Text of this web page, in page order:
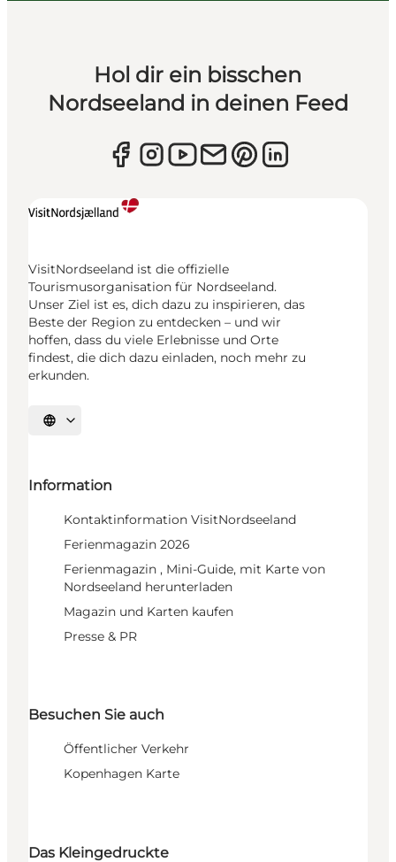
Hol dir ein bisschen
Nordseeland in deinen Feed
VisitNordseeland ist die offizielle
Tourismusorganisation für Nordseeland.
Unser Ziel ist es, dich dazu zu inspirieren, das
Beste der Region zu entdecken – und wir
hoffen, dass du viele Erlebnisse und Orte
findest, die dich dazu einladen, noch mehr zu
erkunden.
Sprache auswählen
Information
Kontaktinformation VisitNordseeland
Ferienmagazin 2026
Ferienmagazin , Mini-Guide, mit Karte von
Nordseeland herunterladen
Magazin und Karten kaufen
Presse & PR
Besuchen Sie auch
Öffentlicher Verkehr
Kopenhagen Karte
Das Kleingedruckte